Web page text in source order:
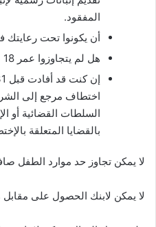
المفقود.
أن يكونوا تحت رعايتك
هل لم يتجاوزوا عمر 18 عامًا في تاريخ 1 يناير 2020؟
اختطاف مرجع إلى
السلطات القضائية أو
بالقضايا المتعلقة
لا يمكن تجاوز حد موارد الطفل
لا يمكن لابنك الحصول على